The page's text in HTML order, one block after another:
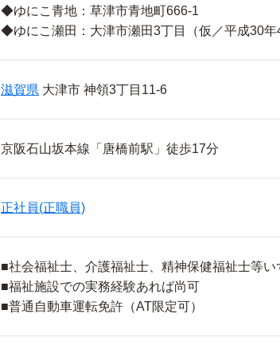
◆ゆにこ青地：草津市青地町666-1
◆ゆにこ瀬田：大津市瀬田3丁目（仮／平成30年
滋賀県 大津市 神領3丁目11-6
京阪石山坂本線「唐橋前駅」徒歩17分
正社員(正職員)
■社会福祉士、介護福祉士、精神保健福祉士等
■福祉施設での実務経験あれば尚可
■普通自動車運転免許（AT限定可）